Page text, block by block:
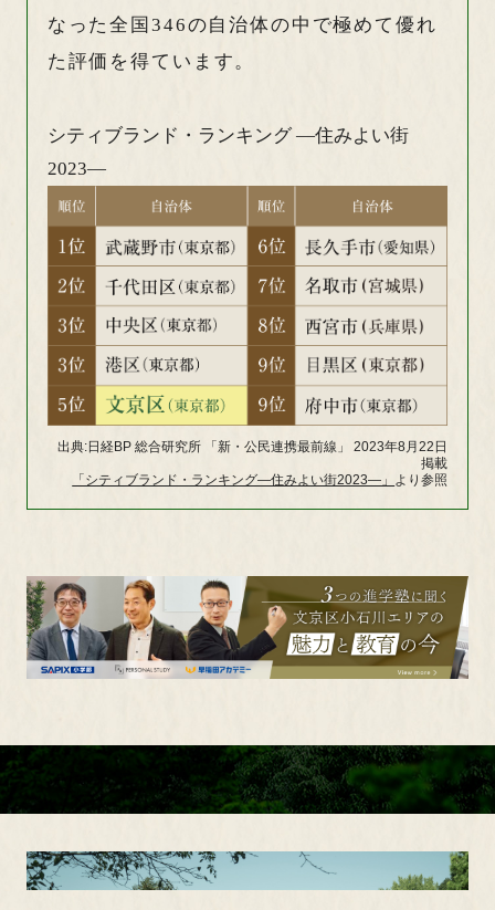
なった全国346の自治体の中で極めて優れ
た評価を得ています。
シティブランド・ランキング―住みよい街
2023―
出典:日経BP 総合研究所 「新・公民連携最前線」 2023年8月22日
掲載
「シティブランド・ランキング―住みよい街2023―」 より参照